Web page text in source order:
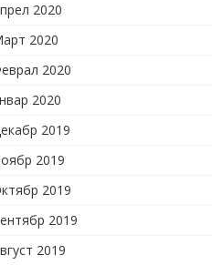
2020
2020
2020
2020
2019
2019
2019
2019
2019